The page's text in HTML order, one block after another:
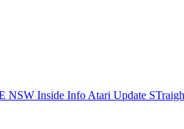
NSW Inside Info Atari Update